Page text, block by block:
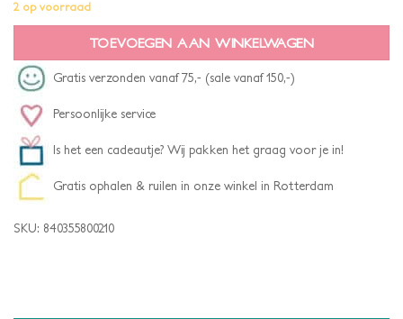
2 op voorraad
TOEVOEGEN AAN WINKELWAGEN
Gratis verzonden vanaf 75,- (sale vanaf 150,-)
Persoonlijke service
Is het een cadeautje? Wij pakken het graag voor je in!
Gratis ophalen & ruilen in onze winkel in Rotterdam
SKU: 840355800210